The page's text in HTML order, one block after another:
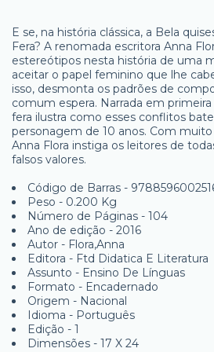
E se, na história clássica, a Bela
Fera? A renomada escritora Anna
estereótipos nesta história de uma
aceitar o papel feminino que lhe
isso, desmonta os padrões de
comum espera. Narrada em primeira
fera ilustra como esses conflitos
personagem de 10 anos. Com
Anna Flora instiga os leitores de
falsos valores.
Código de Barras -
Peso - 0.200 Kg
Número de Páginas - 104
Ano de edição - 2016
Autor - Flora,Anna
Editora - Ftd Didatica E Literatura
Assunto - Ensino De Línguas
Formato - Encadernado
Origem - Nacional
Idioma - Português
Edição - 1
Dimensões - 17 X 24